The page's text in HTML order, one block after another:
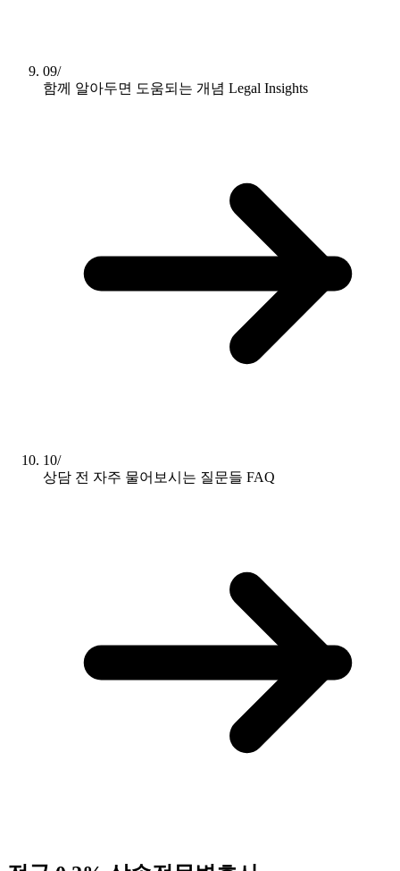
09/
함께 알아두면 도움되는 개념 Legal Insights
10/
상담 전 자주 물어보시는 질문들 FAQ